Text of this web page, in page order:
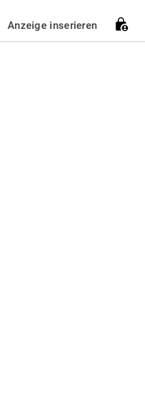
Anzeige inserieren